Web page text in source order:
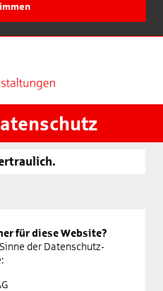
für diese Website?
der Datenschutz-